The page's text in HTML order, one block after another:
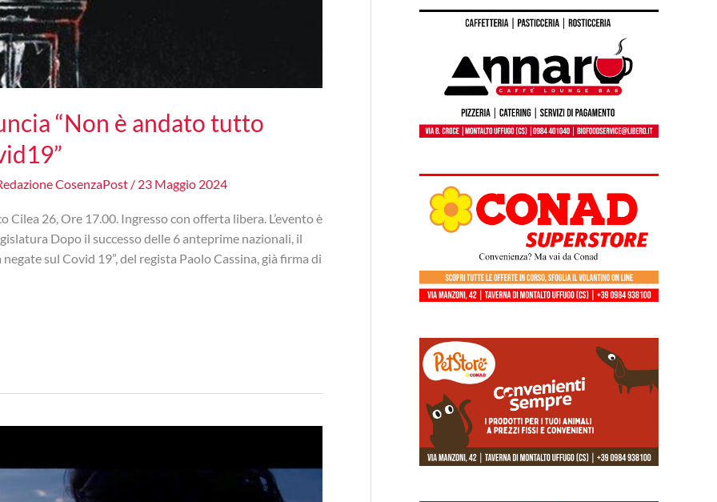
“Non è andato tutto
CosenzaPost / 23 Maggio 2024
26, Ore 17.00. Ingresso con offerta libera. L’evento è
Dopo il successo delle 6 anteprime nazionali, il
sul Covid 19”, del regista Paolo Cassina, già firma di